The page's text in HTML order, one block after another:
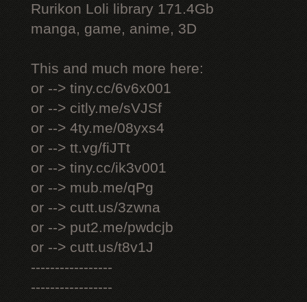
Rurikon Lоli library 171.4Gb
manga, game, anime, 3D
This and much more here:
or --> tiny.cc/6v6x001
or --> citly.me/sVJSf
or --> 4ty.me/08yxs4
or --> tt.vg/fiJTt
or --> tiny.cc/ik3v001
or --> mub.me/qPg
or --> cutt.us/3zwna
or --> put2.me/pwdcjb
or --> cutt.us/t8v1J
-----------------
-----------------